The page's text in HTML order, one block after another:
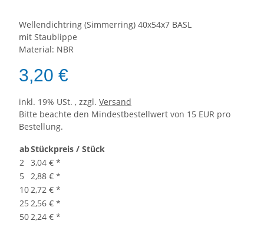
Wellendichtring (Simmerring) 40x54x7 BASL
mit Staublippe
Material: NBR
3,20 €
inkl. 19% USt. , zzgl. Versand
Bitte beachte den Mindestbestellwert von 15 EUR pro
Bestellung.
abStückpreis / Stück
2 3,04 € *
5
2,88 € *
102,72 € *
25 2,56 € *
502,24 € *